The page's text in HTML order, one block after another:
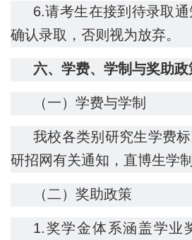
6.请考生在接到待录取
确认录取，否则视为放弃。
六、学费、学制与奖助政
（一）学费与学制
我校各类别研究生学费
研招网有关通知，直博生学制
（二）奖助政策
1.奖学金体系涵盖学业